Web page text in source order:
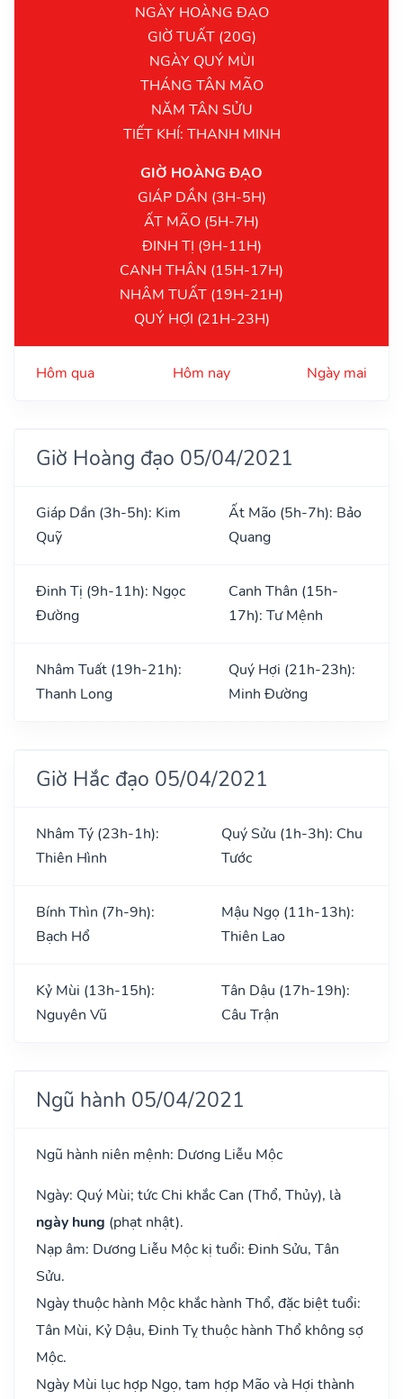
NGÀY HOÀNG ĐẠO
GIỜ TUẤT (20G)
NGÀY QUÝ MÙI
THÁNG TÂN MÃO
NĂM TÂN SỬU
TIẾT KHÍ: THANH MINH
GIỜ HOÀNG ĐẠO
GIÁP DẦN (3H-5H)
ẤT MÃO (5H-7H)
ĐINH TỊ (9H-11H)
CANH THÂN (15H-17H)
NHÂM TUẤT (19H-21H)
QUÝ HỢI (21H-23H)
Hôm qua Hôm nay Ngày mai
Giờ Hoàng đạo 05/04/2021
Giáp Dần (3h-5h): Kim
Quỹ
Ất Mão (5h-7h): Bảo
Quang
Đinh Tị (9h-11h): Ngọc
Đường
Canh Thân (15h-
17h): Tư Mệnh
Nhâm Tuất (19h-21h):
Thanh Long
Quý Hợi (21h-23h):
Minh Đường
Giờ Hắc đạo 05/04/2021
Nhâm Tý (23h-1h):
Thiên Hình
Quý Sửu (1h-3h): Chu
Tước
Bính Thìn (7h-9h):
Bạch Hổ
Mậu Ngọ (11h-13h):
Thiên Lao
Kỷ Mùi (13h-15h):
Nguyên Vũ
Tân Dậu (17h-19h):
Câu Trận
Ngũ hành 05/04/2021
Ngũ hành niên mệnh: Dương Liễu Mộc
Ngày: Quý Mùi; tức Chi khắc Can (Thổ, Thủy), là
ngày hung (phạt nhật).
Nạp âm: Dương Liễu Mộc kị tuổi: Đinh Sửu, Tân
Sửu.
Ngày thuộc hành Mộc khắc hành Thổ, đặc biệt tuổi:
Tân Mùi, Kỷ Dậu, Đinh Tỵ thuộc hành Thổ không sợ
Mộc.
Ngày Mùi lục hợp Ngọ, tam hợp Mão và Hợi thành